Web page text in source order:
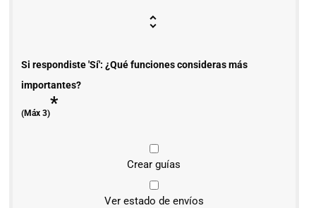
Si respondiste 'Sí': ¿Qué funciones consideras más
importantes?
(Máx 3)*
Crear guías
Ver estado de envíos